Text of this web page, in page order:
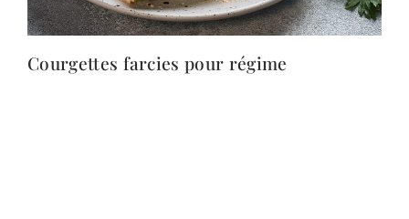
Courgettes farcies pour régime